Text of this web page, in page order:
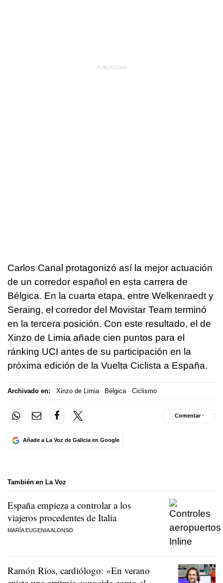
Carlos Canal protagonizó así la mejor actuación
de un corredor español en esta carrera de
Bélgica. En la cuarta etapa, entre Welkenraedt y
Seraing, el corredor del Movistar Team terminó
en la tercera posición. Con este resultado, el de
Xinzo de Limia añade cien puntos para el
ránking UCI antes de su participación en la
próxima edición de la Vuelta Ciclista a España.
Archivado en: Xinzo de Limia Bélgica Ciclismo
Añade a La Voz de Galicia en Google
Comentar ·
También en La Voz
España empieza a controlar a los
viajeros procedentes de Italia
MARÍA EUGENIA ALONSO
Ramón Ríos, cardiólogo: «En verano